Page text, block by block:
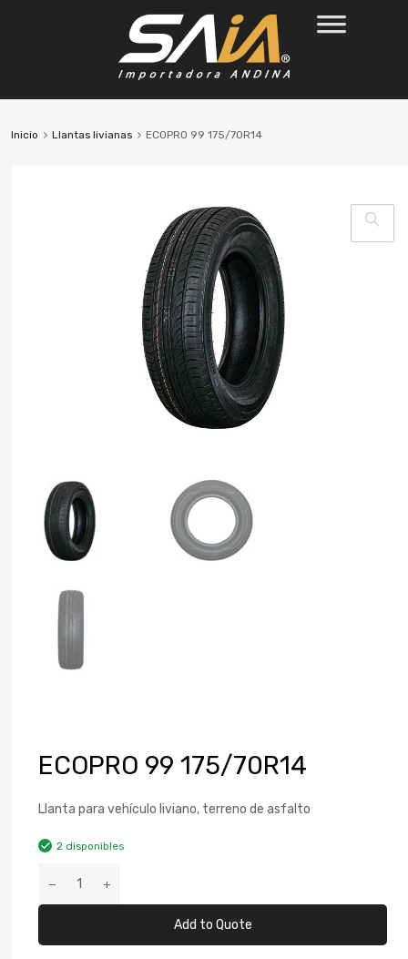
Inicio Llantas livianas ECOPRO 99 175/70R14
ECOPRO 99 175/70R14
Llanta para vehículo liviano, terreno de asfalto
2 disponibles
Add to Quote